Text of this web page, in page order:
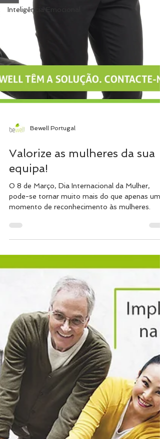
Inteligência Emocional
Valorize as mulheres da sua
equipa!
O 8 de Março, Dia Internacional da Mulher,
pode-se tornar muito mais do que apenas um